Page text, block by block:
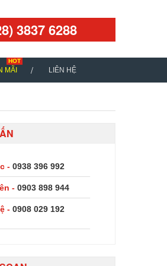
3837 6288
MÃI LIÊN HỆ
- 0938 396 992
- 0903 898 944
- 0908 029 192